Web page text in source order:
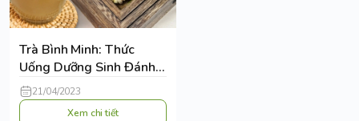
Trà Bình Minh: Thức
Uống Dưỡng Sinh Đánh
Thức Hệ Tiêu Hóa
21/04/2023
Xem chi tiết